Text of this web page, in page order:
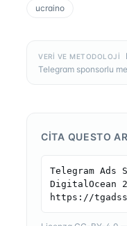
ucraino
VERI VE METODOLOJI
Telegram sponsorlu
CITA QUESTO
Telegram Ads
DigitalOcean
https://